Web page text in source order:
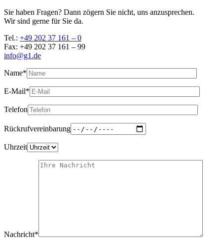
Sie haben Fragen? Dann zögern Sie nicht, uns anzusprechen.
Wir sind gerne für Sie da.
Tel.: +49 202 37 161 – 0
Fax: +49 202 37 161 – 99
info@g1.de
Name*
E-Mail*
Telefon
Rückrufvereinbarung
Uhrzeit
Nachricht*